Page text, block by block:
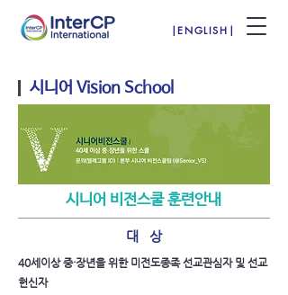
|ENGLISH|
시니어 Vision School
시니어 비전스쿨 훈련안내
대 상
40세이상 중·장년을 위한 미전도종족 선교관심자 및 선교
헌신자